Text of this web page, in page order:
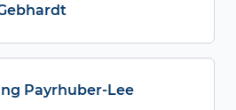
Payrhuber-Lee